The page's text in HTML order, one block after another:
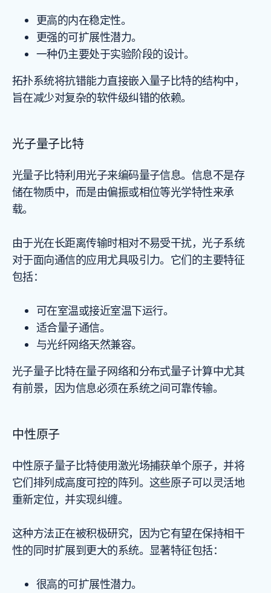
更高的内在稳定性。
更强的可扩展性潜力。
一种仍主要处于实验阶段的设计。
拓扑系统将抗错能力直接嵌入量子比特的结构中，
旨在减少对复杂的软件级纠错的依赖。
光子量子比特
光量子比特利用光子来编码量子信息。信息不是存
储在物质中，而是由偏振或相位等光学特性来承
载。
由于光在长距离传输时相对不易受干扰，光子系统
对于面向通信的应用尤具吸引力。它们的主要特征
包括：
可在室温或接近室温下运行。
适合量子通信。
与光纤网络天然兼容。
光子量子比特在量子网络和分布式量子计算中尤其
有前景，因为信息必须在系统之间可靠传输。
中性原子
中性原子量子比特使用激光场捕获单个原子，并将
它们排列成高度可控的阵列。这些原子可以灵活地
重新定位，并实现纠缠。
这种方法正在被积极研究，因为它有望在保持相干
性的同时扩展到更大的系统。显著特征包括：
很高的可扩展性潜力。